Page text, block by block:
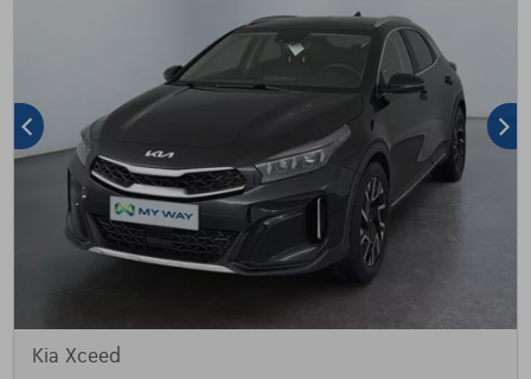
Kia Xceed